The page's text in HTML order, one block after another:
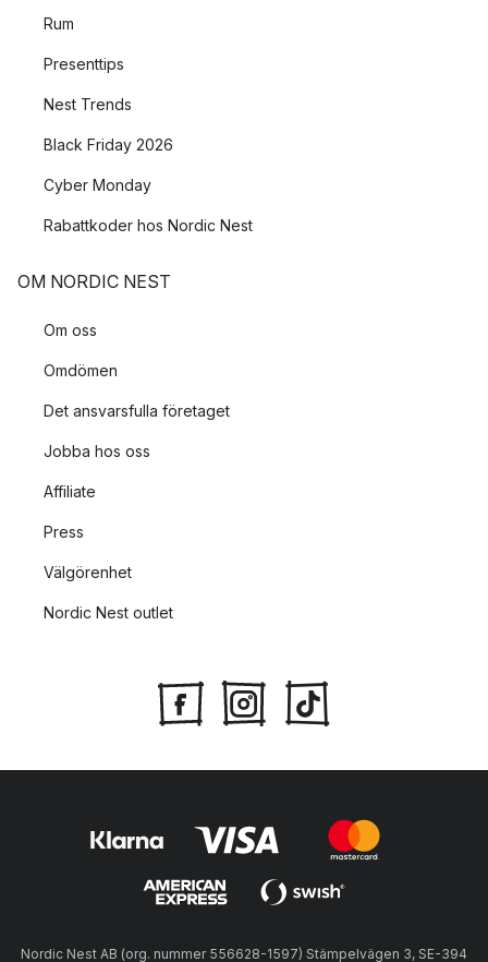
Rum
Presenttips
Nest Trends
Black Friday 2026
Cyber Monday
Rabattkoder hos Nordic Nest
OM NORDIC NEST
Om oss
Omdömen
Det ansvarsfulla företaget
Jobba hos oss
Affiliate
Press
Välgörenhet
Nordic Nest outlet
Nordic Nest AB (org. nummer 556628-1597) Stämpelvägen 3, SE-394